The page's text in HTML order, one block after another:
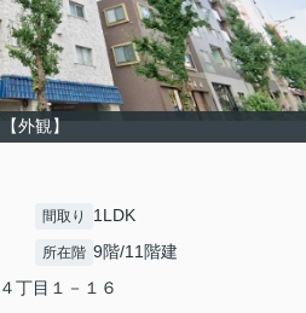
【外観】
間取り 1LDK
所在階 9階/11階建
４丁目１－１６